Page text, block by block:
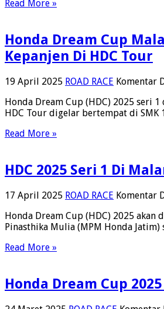
Read More »
Honda Dream Cup
Kepanjen Di HDC Tour
19 April 2025 ROAD RACE Komentar
Honda Dream Cup (HDC) 2025 seri
HDC Tour digelar bertempat di SMK
Read More »
HDC 2025 Seri 1 Di
17 April 2025 ROAD RACE Komentar
Honda Dream Cup (HDC) 2025
Pinasthika Mulia (MPM Honda
Read More »
Honda Dream Cup